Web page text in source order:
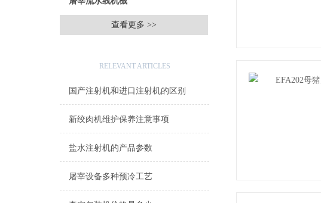
查看更多 >>
RELEVANT ARTICLES
国产注射机和进口注射机的区别
新绞肉机维护保养注意事项
盐水注射机的产品参数
屠宰设备多种预冷工艺